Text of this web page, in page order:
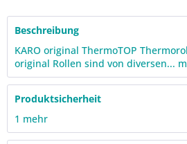
Beschreibung
KARO original ThermoTOP
original Rollen sind von diversen...
Produktsicherheit
1 mehr